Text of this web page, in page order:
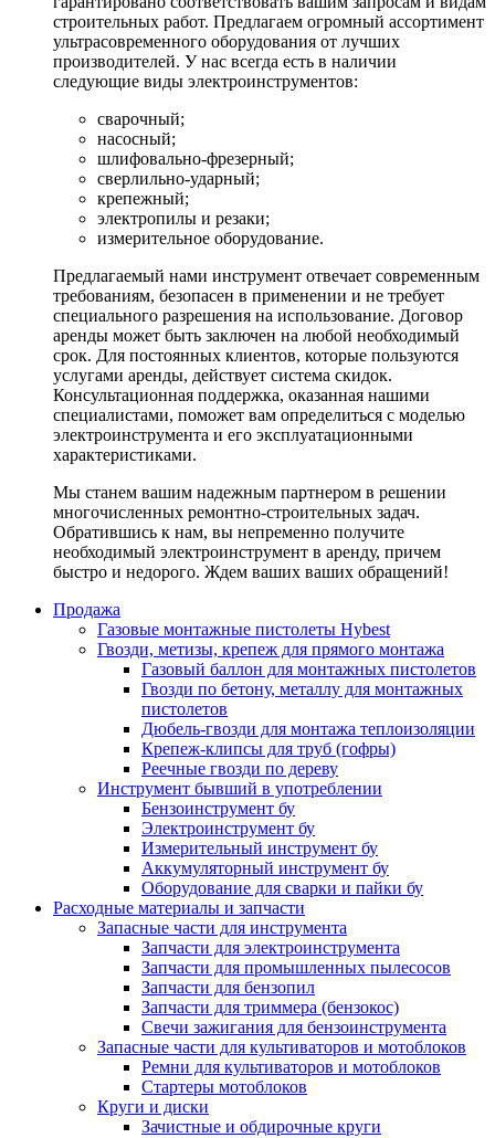
строительных работ. Предлагаем огромный ассортимент
ультрасовременного оборудования от лучших
производителей. У нас всегда есть в наличии
следующие виды электроинструментов:
сварочный;
насосный;
шлифовально-фрезерный;
сверлильно-ударный;
крепежный;
электропилы и резаки;
измерительное оборудование.
Предлагаемый нами инструмент отвечает современным
требованиям, безопасен в применении и не требует
специального разрешения на использование. Договор
аренды может быть заключен на любой необходимый
срок. Для постоянных клиентов, которые пользуются
услугами аренды, действует система скидок.
Консультационная поддержка, оказанная нашими
специалистами, поможет вам определиться с моделью
электроинструмента и его эксплуатационными
характеристиками.
Мы станем вашим надежным партнером в решении
многочисленных ремонтно-строительных задач.
Обратившись к нам, вы непременно получите
необходимый электроинструмент в аренду, причем
быстро и недорого. Ждем ваших ваших обращений!
Продажа
Газовые монтажные пистолеты Hybest
Гвозди, метизы, крепеж для прямого монтажа
Газовый баллон для монтажных пистолетов
Гвозди по бетону, металлу для монтажных
пистолетов
Дюбель-гвозди для монтажа теплоизоляции
Крепеж-клипсы для труб (гофры)
Реечные гвозди по дереву
Инструмент бывший в употреблении
Бензоинструмент бу
Электроинструмент бу
Измерительный инструмент бу
Аккумуляторный инструмент бу
Оборудование для сварки и пайки бу
Расходные материалы и запчасти
Запасные части для инструмента
Запчасти для электроинструмента
Запчасти для промышленных пылесосов
Запчасти для бензопил
Запчасти для триммера (бензокос)
Свечи зажигания для бензоинструмента
Запасные части для культиваторов и мотоблоков
Ремни для культиваторов и мотоблоков
Стартеры мотоблоков
Круги и диски
Зачистные и обдирочные круги